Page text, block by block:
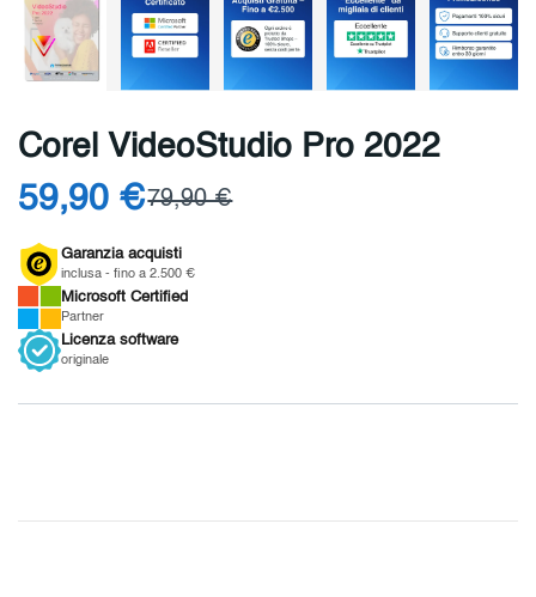
Corel VideoStudio Pro 2022
59,90 €79,90 €
Garanzia acquisti
inclusa - fino a 2.500 €
Microsoft Certified
Partner
Licenza software
originale